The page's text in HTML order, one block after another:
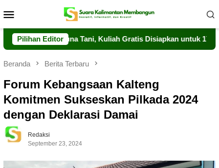
ke
Mobile
Pilihan Editor
Taruna Tani, Kuliah Gratis Disiapkan untuk 178 Peserta
Beranda Berita Terbaru
Forum Kebangsaan Kalteng
Komitmen Sukseskan Pilkada 2024
dengan Deklarasi Damai
Redaksi
September 23, 2024